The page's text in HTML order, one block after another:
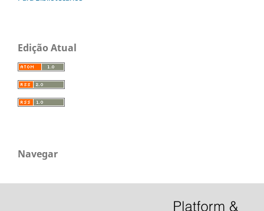
Edição Atual
Navegar